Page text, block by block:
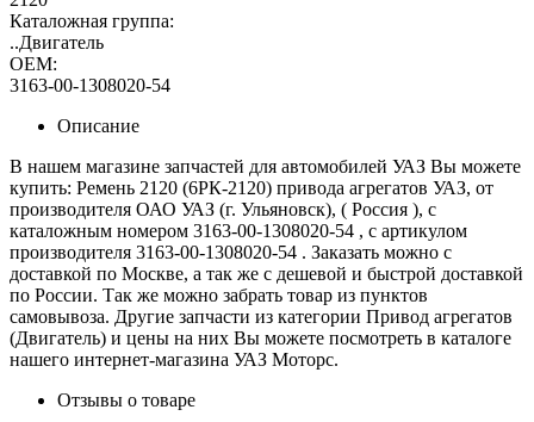
Каталожная группа:
..Двигатель
OEM:
3163-00-1308020-54
Описание
В нашем магазине запчастей для автомобилей УАЗ Вы можете
купить: Ремень 2120 (6РК-2120) привода агрегатов УАЗ, от
производителя ОАО УАЗ (г. Ульяновск), ( Россия ), с
каталожным номером 3163-00-1308020-54 , с артикулом
производителя 3163-00-1308020-54 . Заказать можно с
доставкой по Москве, а так же с дешевой и быстрой доставкой
по России. Так же можно забрать товар из пунктов
самовывоза. Другие запчасти из категории Привод агрегатов
(Двигатель) и цены на них Вы можете посмотреть в каталоге
нашего интернет-магазина УАЗ Моторс.
Отзывы о товаре